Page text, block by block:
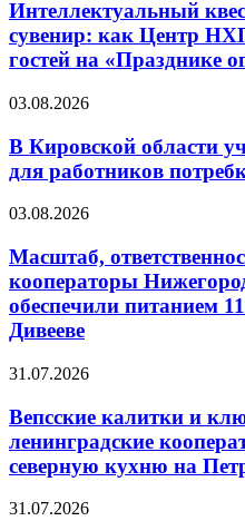
Интеллектуальный
сувенир: как Центр
гостей на «Празднике
03.08.2026
В Кировской области
для работников
03.08.2026
Масштаб,
кооператоры
обеспечили питанием
Дивееве
31.07.2026
Вепсские калитки и
ленинградские
северную кухню на
31.07.2026